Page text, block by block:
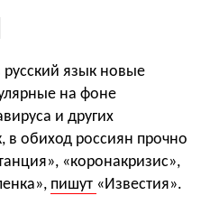
язык новые
на фоне
и других
в обиход россиян прочно
«коронакризис»,
пишут «Известия».